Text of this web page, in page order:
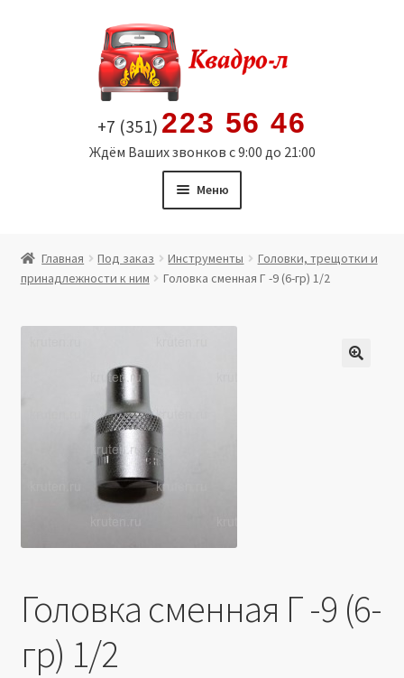
содержимому
+7 (351) 223 56 46
Ждём Ваших звонков с 9:00 до 21:00
Меню
Витрина
Мой аккаунт
Политика в отношении обработки персональных
Производители
Юридические данные
Главная Под заказ Инструменты
Головки, трещотки и
принадлежности к ним
Головка сменная Г -9 (6-гр) 1/2
Головка сменная Г -9 (6-
гр) 1/2